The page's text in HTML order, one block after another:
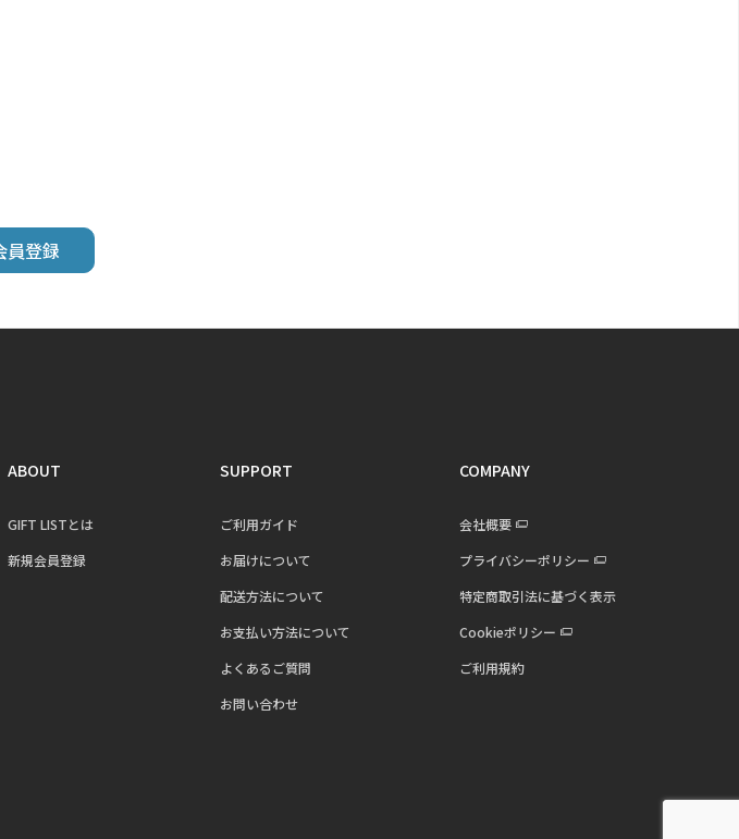
ABOUT
GIFT LISTとは
新規会員登録
SUPPORT
ご利用ガイド
お届けについて
配送方法について
お支払い方法について
よくあるご質問
お問い合わせ
COMPANY
会社概要
プライバシーポリシー
特定商取引法に基づく表示
Cookieポリシー
ご利用規約